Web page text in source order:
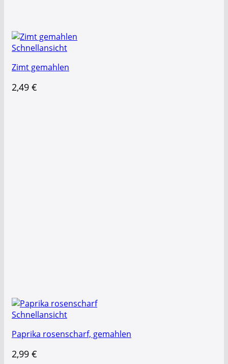
Schnellansicht
Zimt gemahlen
2,49 €
Schnellansicht
Paprika rosenscharf, gemahlen
2,99 €